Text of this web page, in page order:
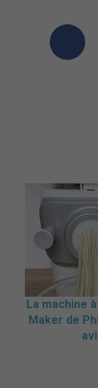
La machine
Maker de